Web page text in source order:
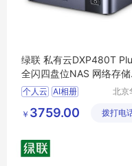
绿联 私有云DXP480T
全闪四盘位NAS 网络存储
盘服务器 万兆网口
个人云 AI相册
北京
限公
￥ 3759.00 拨打电